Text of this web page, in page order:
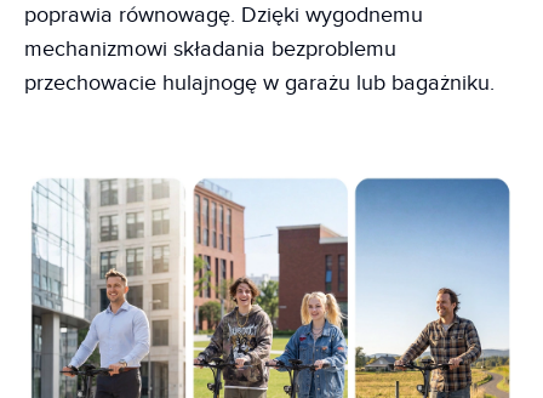
poprawia równowagę. Dzięki wygodnemu
mechanizmowi składania bezproblemu
przechowacie hulajnogę w garażu lub bagażniku.